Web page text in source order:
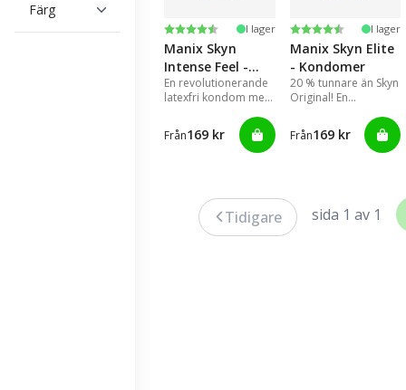
Färg
Betyg:
4.6 utav 5 stjärnor
I lager
Manix Skyn
Intense Feel -
Kondomer
En revolutionerande
latexfri kondom med
för ökad intensiv
njutning!
Från169 kr
Betyg:
4.7 utav 5 I lager
Manix Skyn Elite
- Kondomer
20 % tunnare än Skyn
Original! En
latexfri kondom.
Från169 kr
Tidigare sida 1 av 1